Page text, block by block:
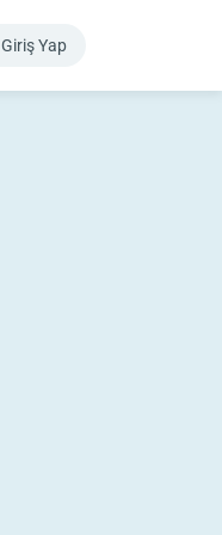
Giriş Yap